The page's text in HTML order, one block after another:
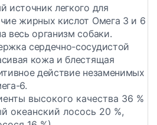
источник легкого для
жирных кислот Омега 3 и 6
весь организм собаки.
сердечно-сосудистой
кожа и блестящая
действие незаменимых
6.
высокого качества 36 %
океанский лосось 20 %,